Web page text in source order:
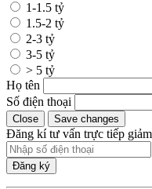
1-1.5 tỷ
1.5-2 tỷ
2-3 tỷ
3-5 tỷ
> 5 tỷ
Họ tên
Số điện thoại
Close Save changes
Đăng kí tư vấn trực tiếp
Đăng ký